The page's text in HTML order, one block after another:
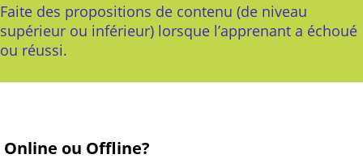
Faite des propositions de contenu (de niveau
supérieur ou inférieur) lorsque l’apprenant a échoué
ou réussi.
Online ou Offline?